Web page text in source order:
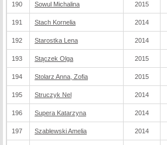
190 Sowul Michalina 2015
191 Stach Kornelia 2014
192 Starostka Lena 2014
193 Stączek Olga 2015
194 Stolarz Anna, Zofia 2015
195 Struczyk Nel 2014
196 Supera Katarzyna 2014
197 Szablewski Amelia 2014